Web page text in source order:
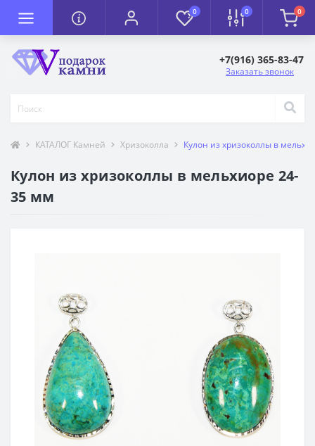
0 0 0
+7(916) 365-83-47
Заказать звонок
КАТАЛОГ Камней Хризоколла Кулон из хризоколлы в
Кулон из хризоколлы в мельхиоре 24-
35 мм